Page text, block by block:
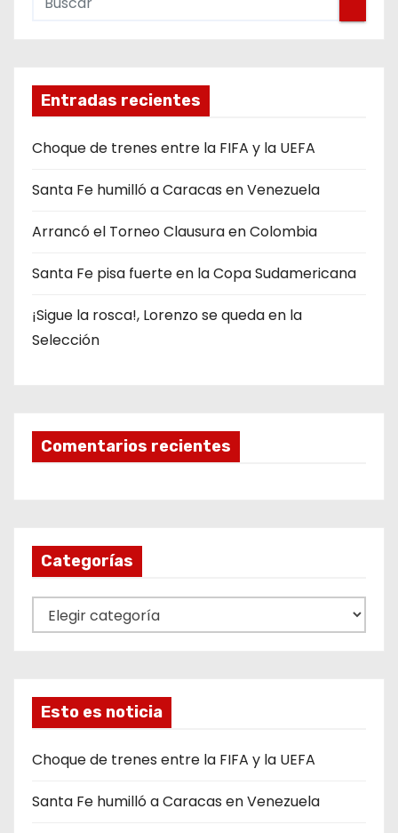
Entradas recientes
Choque de trenes entre la FIFA y la UEFA
Santa Fe humilló a Caracas en Venezuela
Arrancó el Torneo Clausura en Colombia
Santa Fe pisa fuerte en la Copa Sudamericana
¡Sigue la rosca!, Lorenzo se queda en la
Selección
Comentarios recientes
Categorías
a
o
r
a
Esto es noticia
Choque de trenes entre la FIFA y la UEFA
Santa Fe humilló a Caracas en Venezuela